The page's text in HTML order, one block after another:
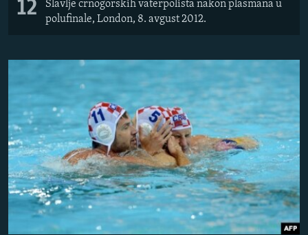
12
Slavlje crnogorskih vaterpolista nakon plasmana u
polufinale, London, 8. avgust 2012.